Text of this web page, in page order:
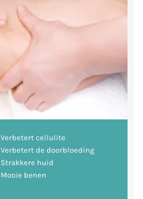
Verbetert cellulite
Verbetert de doorbloeding
Strakkere huid
Mooie benen